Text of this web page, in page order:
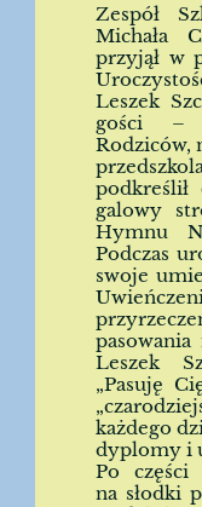
Zespół
Michała
przyjął w
Leszek
gości –
Rodziców,
podkreślił
galowy
Hymnu
Podczas
swoje
Leszek
„Pasuję
każdego
dyplomy i
Po części
na słodki